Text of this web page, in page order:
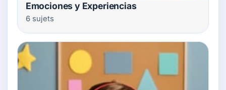
Emociones y Experiencias
6 sujets